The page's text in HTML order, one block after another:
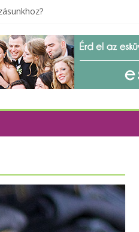
magadnak
környezetbarát